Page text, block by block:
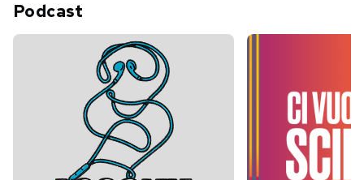
Podcast